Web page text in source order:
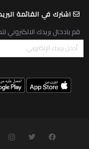
اشترك في القائمة
قم بادخال بريدك الالكتروني